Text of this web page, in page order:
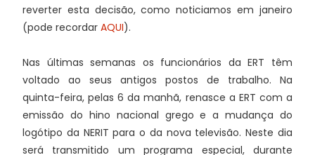
reverter esta decisão, como noticiamos em janeiro
(pode recordar AQUI).
Nas últimas semanas os funcionários da ERT têm
voltado ao seus antigos postos de trabalho. Na
quinta-feira, pelas 6 da manhã, renasce a ERT com a
emissão do hino nacional grego e a mudança do
logótipo da NERIT para o da nova televisão. Neste dia
será transmitido um programa especial, durante